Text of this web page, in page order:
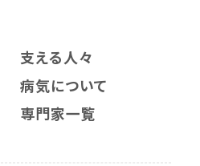
支える人々
病気について
専門家一覧